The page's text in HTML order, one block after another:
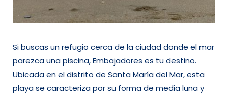
Si buscas un refugio cerca de la ciudad donde el mar
parezca una piscina, Embajadores es tu destino.
Ubicada en el distrito de Santa María del Mar, esta
playa se caracteriza por su forma de media luna y